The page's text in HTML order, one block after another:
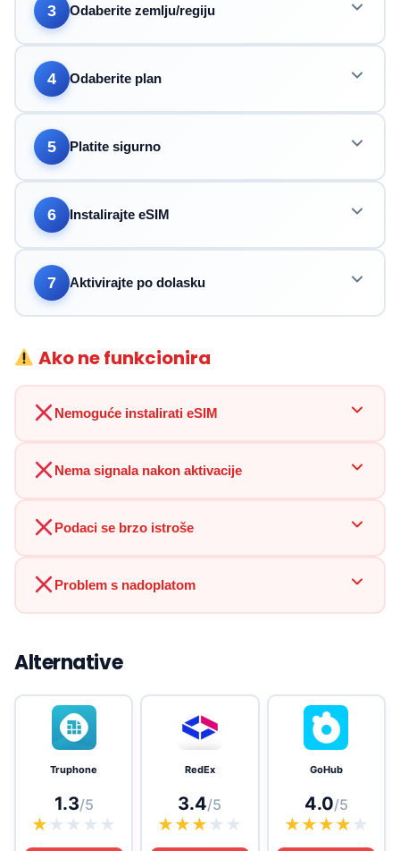
3 Odaberite zemlju/regiju
4 Odaberite plan
5 Platite sigurno
6 Instalirajte eSIM
7 Aktivirajte po dolasku
Ako ne funkcionira
Nemoguće instalirati eSIM
Nema signala nakon aktivacije
Podaci se brzo istroše
Problem s nadoplatom
Alternative
Truphone
1.3/5
★ ★ ★ ★ ★
RedEx
3.4/5
★★★ ★ ★
GoHub
4.0/5
★★★★ ★